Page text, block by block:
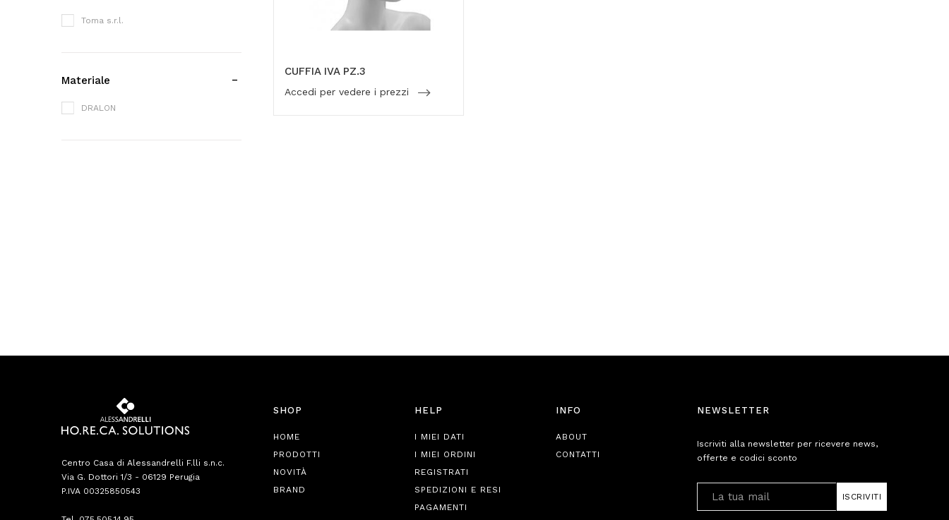
Toma s.r.l.
Materiale
DRALON
CUFFIA IVA PZ.3
Accedi per vedere i prezzi
Centro Casa di Alessandrelli F.lli s.n.c.
Via G. Dottori 1/3 - 06129 Perugia
P.IVA 00325850543
SHOP
HOME
PRODOTTI
NOVITÀ
BRAND
HELP
I MIEI DATI
I MIEI ORDINI
REGISTRATI
SPEDIZIONI E RESI
PAGAMENTI
INFO
ABOUT
CONTATTI
NEWSLETTER
Iscriviti alla newsletter per ricevere news,
offerte e codici sconto
ISCRIVITI